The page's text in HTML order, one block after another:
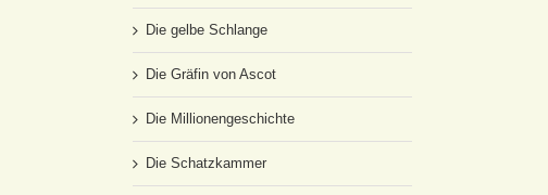
Die gelbe Schlange
Die Gräfin von Ascot
Die Millionengeschichte
Die Schatzkammer